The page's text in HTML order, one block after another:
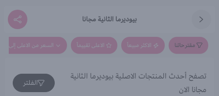
بيوديرما الثانية مجانا
مقترحاتنا الاكثر مبيعاً الاعلى تقييماً السعر من الاعلى إلى
تصفح أحدث المنتجات الاصلية بيوديرما الثانية
مجانا الان
الفلتر